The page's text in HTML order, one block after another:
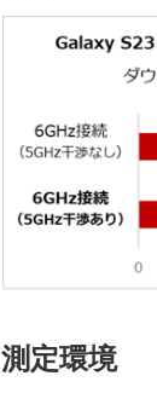
測定環境